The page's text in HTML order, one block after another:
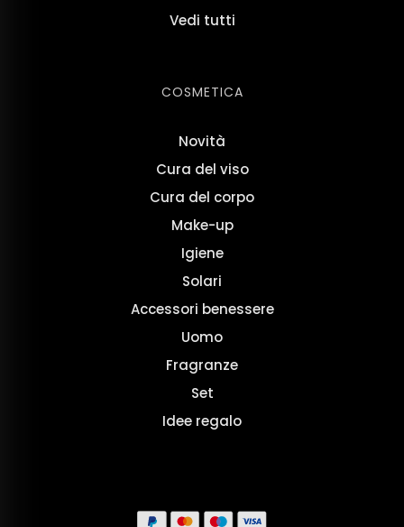
Vedi tutti
COSMETICA
Novità
Cura del viso
Cura del corpo
Make-up
Igiene
Solari
Accessori benessere
Uomo
Fragranze
Set
Idee regalo